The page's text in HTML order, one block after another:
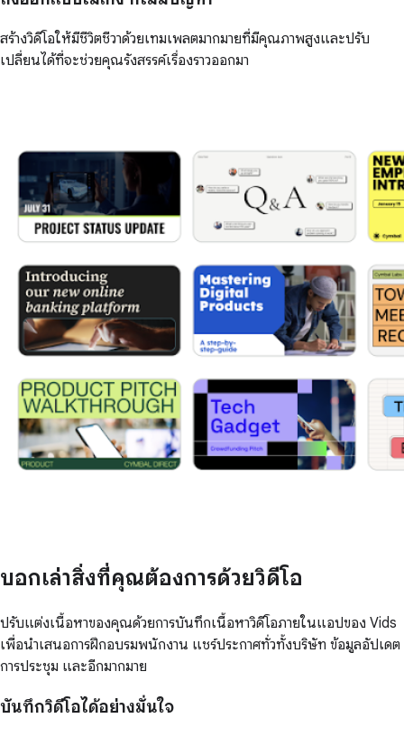
สร้างวิดีโอให้มีชีวิตชีวาด้วยเทมเพลตมากมายที่มีคุณภาพสูงและปรับ
เปลี่ยนได้ที่จะช่วยคุณรังสรรค์เรื่องราวออกมา
บอกเล่าสิ่งที่คุณต้องการด้วยวิดีโอ
ปรับแต่งเนื้อหาของคุณด้วยการบันทึกเนื้อหาวิดีโอภายในแอปของ Vids
เพื่อนำเสนอการฝึกอบรมพนักงาน แชร์ประกาศทั่วทั้งบริษัท ข้อมูลอัปเดต
การประชุม และอีกมากมาย
บันทึกวิดีโอได้อย่างมั่นใจ